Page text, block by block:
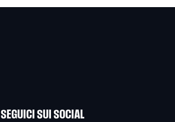
SEGUICI SUI SOCIAL